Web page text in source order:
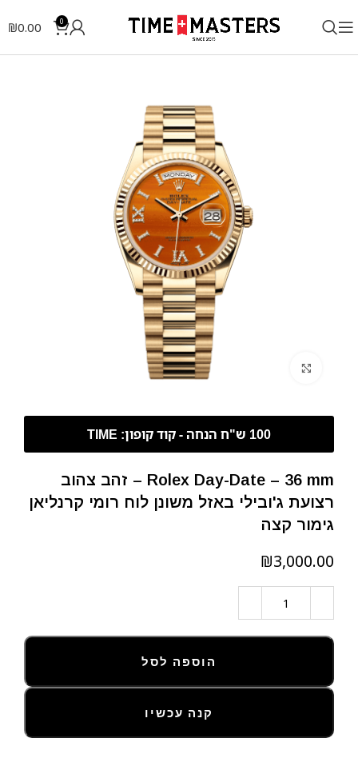
0
₪0.00
Rolex Day-Date – 36 mm – זהב צהוב
רצועת ג'ובילי באזל משונן לוח רומי קרנליאן
גימור קצה
₪
הוספה לסל
קנה עכשיו